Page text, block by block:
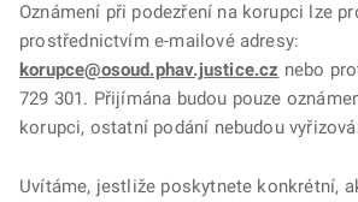
Oznámení při podezření na korupci lze
prostřednictvím e-mailové adresy:
korupce@osoud.phav.justice.cz nebo
729 301. Přijímána budou pouze
korupci, ostatní podání nebudou
Uvítáme, jestliže poskytnete konkrétní,